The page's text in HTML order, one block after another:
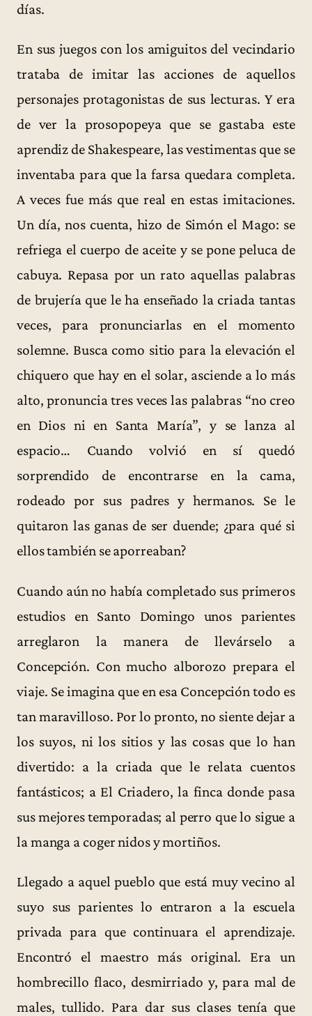
días.
En sus juegos con los amiguitos del vecindario
trataba de imitar las acciones de aquellos
personajes protagonistas de sus lecturas. Y era
de ver la prosopopeya que se gastaba este
aprendiz de Shakespeare, las vestimentas que se
inventaba para que la farsa quedara completa.
A veces fue más que real en estas imitaciones.
Un día, nos cuenta, hizo de Simón el Mago: se
refriega el cuerpo de aceite y se pone peluca de
cabuya. Repasa por un rato aquellas palabras
de brujería que le ha enseñado la criada tantas
veces, para pronunciarlas en el momento
solemne. Busca como sitio para la elevación el
chiquero que hay en el solar, asciende a lo más
alto, pronuncia tres veces las palabras “no creo
en Dios ni en Santa María”, y se lanza al
espacio… Cuando volvió en sí quedó
sorprendido de encontrarse en la cama,
rodeado por sus padres y hermanos. Se le
quitaron las ganas de ser duende; ¿para qué si
ellos también se aporreaban?
Cuando aún no había completado sus primeros
estudios en Santo Domingo unos parientes
arreglaron la manera de llevárselo a
Concepción. Con mucho alborozo prepara el
viaje. Se imagina que en esa Concepción todo es
tan maravilloso. Por lo pronto, no siente dejar a
los suyos, ni los sitios y las cosas que lo han
divertido: a la criada que le relata cuentos
fantásticos; a El Criadero, la finca donde pasa
sus mejores temporadas; al perro que lo sigue a
la manga a coger nidos y mortiños.
Llegado a aquel pueblo que está muy vecino al
suyo sus parientes lo entraron a la escuela
privada para que continuara el aprendizaje.
Encontró el maestro más original. Era un
hombrecillo flaco, desmirriado y, para mal de
males, tullido. Para dar sus clases tenía que